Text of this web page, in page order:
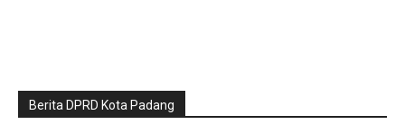
Berita DPRD Kota Padang